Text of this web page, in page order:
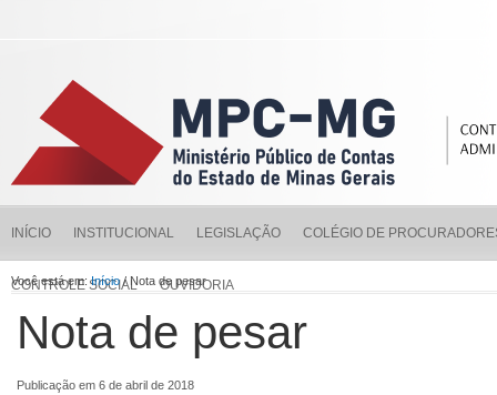
INÍCIO INSTITUCIONAL LEGISLAÇÃO COLÉGIO DE
CONTROLE SOCIAL OUVIDORIA
Você está em:Início/ Nota de pesar
Nota de pesar
Publicação em 6 de abril de 2018